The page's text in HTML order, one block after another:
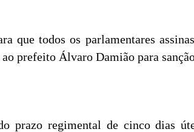
todos os parlamentares
prefeito Álvaro Damião para
prazo regimental de cinco dias